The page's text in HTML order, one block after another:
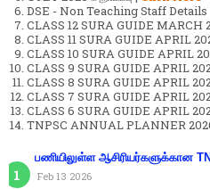
DSE - Non Teaching Staff Details
CLASS 12 SURA GUIDE MARCH
CLASS 11 SURA GUIDE APRIL
CLASS 10 SURA GUIDE APRIL
CLASS 9 SURA GUIDE APRIL
CLASS 8 SURA GUIDE APRIL
CLASS 7 SURA GUIDE APRIL
CLASS 6 SURA GUIDE APRIL
TNPSC ANNUAL PLANNER
பணியிலுள்ள ஆசிரியர்களுக்கான
Feb 13 2026